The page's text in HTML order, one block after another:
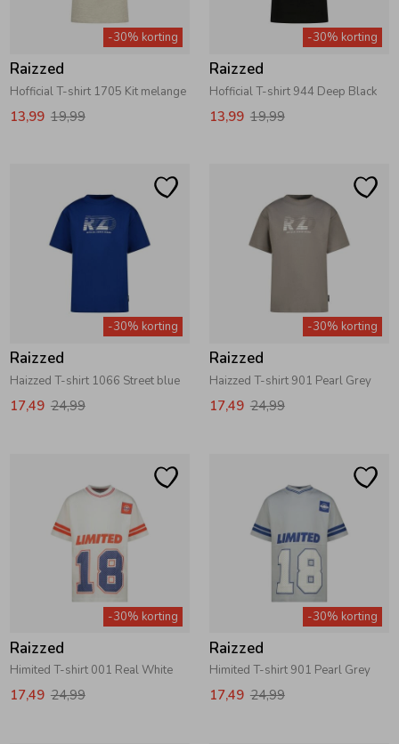
Zwemkleding
Jassen
Overhemden
Colberts & Gilets
Boxpakjes
Rompers
Regenkleding &-laarzen
Zomeraccessoires
Kledingaccessoires
Beenmode
Zwemkleding
Jassen
Overhemden
Rokken & Skorts
Jumpsuits
Blazers & Gilets
Boxpakjes
Rompers
Cadeaubonnen
Haaraccessoires
Babyaccessoires
Verzorgingsproducten
Beenmode
Winteraccessoires
Winterjassen
Zomerjassen
Zwemvesten & Zwembandjes
Winterjassen
Zomerjassen
-30% korting
Raizzed
Hofficial T-shirt 1705 Kit melange
13,99 19,99
-30% korting
Raizzed
Hofficial T-shirt 944 Deep Black
13,99 19,99
-30% korting
Raizzed
Haizzed T-shirt 1066 Street blue
17,49 24,99
-30% korting
Raizzed
Haizzed T-shirt 901 Pearl Grey
17,49 24,99
-30% korting
Raizzed
Himited T-shirt 001 Real White
17,49 24,99
-30% korting
Raizzed
Himited T-shirt 901 Pearl Grey
17,49 24,99